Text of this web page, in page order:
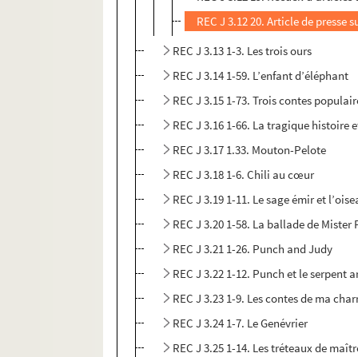
REC J 3.12 20. Article de
REC J 3.13 1-3. Les trois ours
REC J 3.14 1-59. L’enfant d’éléphant
REC J 3.15 1-73. Trois contes
REC J 3.16 1-66. La tragique
REC J 3.17 1.33. Mouton-Pelote
REC J 3.18 1-6. Chili au cœur
REC J 3.19 1-11. Le sage émir et
REC J 3.20 1-58. La ballade de Mister
REC J 3.21 1-26. Punch and Judy
REC J 3.22 1-12. Punch et le serpent
REC J 3.23 1-9. Les contes de ma
REC J 3.24 1-7. Le Genévrier
REC J 3.25 1-14. Les tréteaux de